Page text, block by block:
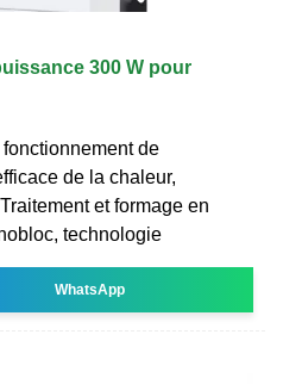
300 W pour
de
de la chaleur,
et formage en
technologie
WhatsApp